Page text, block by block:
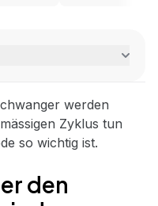
werden
Zyklus tun
so wichtig ist.
den